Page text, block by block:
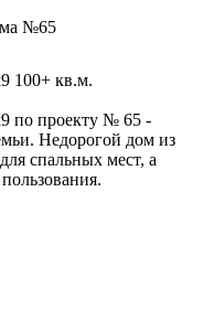
№65
100+ кв.м.
по проекту № 65 -
Недорогой дом из
спальных мест, а